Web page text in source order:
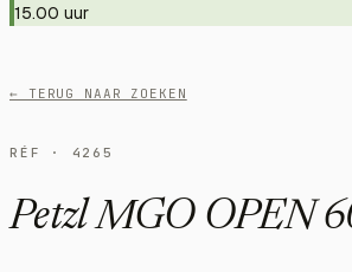
15.00 uur
← TERUG NAAR ZOEKEN
RÉF · 4265
Petzl MGO OPEN